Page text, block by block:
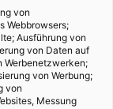
von
Webbrowsers;
Ausführung von
von Daten auf
Werbenetzwerken;
von Werbung;
von
Messung